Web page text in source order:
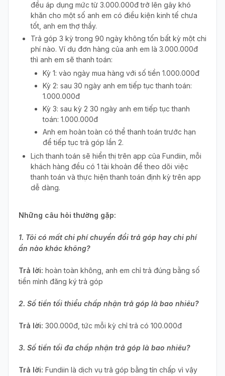
đều áp dụng mức từ 3.000.000đ trở lên gây khó
khăn cho một số anh em có điều kiện kinh tế chưa
tốt, anh em thợ thầy.
Trả góp 3 kỳ trong 90 ngày không tốn bất kỳ một chi
phí nào. Ví dụ đơn hàng của anh em là 3.000.000đ
thì anh em sẽ thanh toán:
Kỳ 1: vào ngày mua hàng với số tiền 1.000.000đ
Kỳ 2: sau 30 ngày anh em tiếp tục thanh toán:
1.000.000đ
Kỳ 3: sau kỳ 2 30 ngày anh em tiếp tục thanh
toán: 1.000.000đ
Anh em hoàn toàn có thể thanh toán trước hạn
để tiếp tục trả góp lần 2.
Lịch thanh toán sẽ hiển thị trên app của Fundiin, mỗi
khách hàng đều có 1 tài khoản để theo dõi việc
thanh toán và thực hiện thanh toán định kỳ trên app
dễ dàng.
Những câu hỏi thường gặp:
1. Tôi có mất chi phí chuyển đổi trả góp hay chi phí
ẩn nào khác không?
Trả lời: hoàn toàn không, anh em chỉ trả đúng bằng số
tiền mình đăng ký trả góp
2. Số tiền tối thiểu chấp nhận trả góp là bao nhiêu?
Trả lời: 300.000đ, tức mỗi kỳ chỉ trả có 100.000đ
3. Số tiền tối đa chấp nhận trả góp là bao nhiêu?
Trả lời: Fundiin là dịch vụ trả góp bằng tín chấp vì vậy